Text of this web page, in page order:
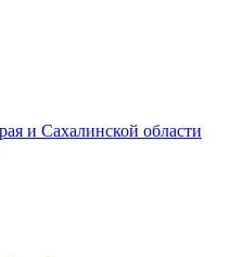
и Сахалинской области